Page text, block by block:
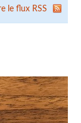
le flux RSS